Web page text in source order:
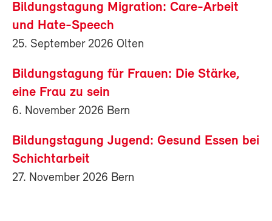
Bildungstagung Migration: Care-Arbeit
und Hate-Speech
25. September 2026 Olten
Bildungstagung für Frauen: Die Stärke,
eine Frau zu sein
6. November 2026 Bern
Bildungstagung Jugend: Gesund Essen bei
Schichtarbeit
27. November 2026 Bern